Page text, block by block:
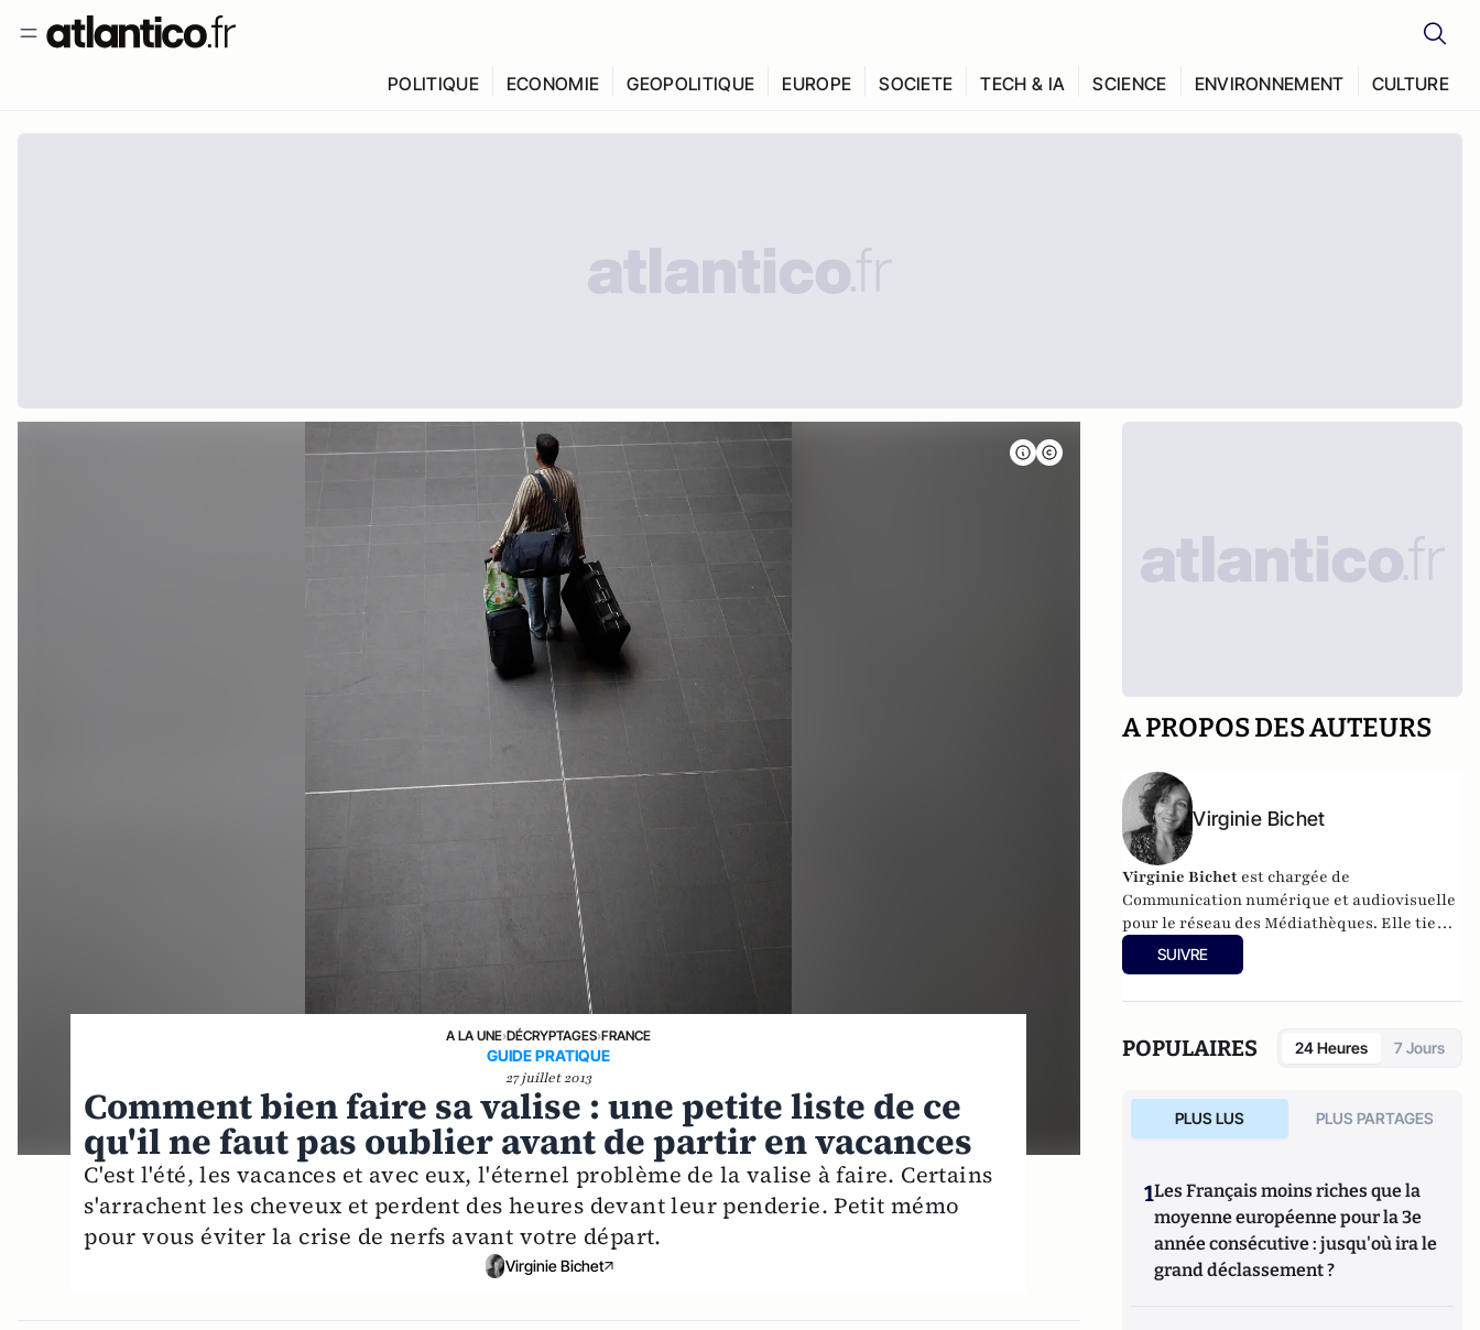
POLITIQUE ECONOMIE GEOPOLITIQUE EUROPE SOCIETE TECH & IA SCIENCE ENVIRONNEMENT CULTURE
A LA UNE›DÉCRYPTAGES›FRANCE
GUIDE PRATIQUE
27 juillet 2013
Comment bien faire sa valise : une petite liste de ce
qu'il ne faut pas oublier avant de partir en vacances
C'est l'été, les vacances et avec eux, l'éternel problème de la valise à faire. Certains
s'arrachent les cheveux et perdent des heures devant leur penderie. Petit mémo
pour vous éviter la crise de nerfs avant votre départ.
Virginie Bichet
A PROPOS DES AUTEURS
Virginie Bichet
Virginie Bichet est chargée de
Communication numérique et audiovisuelle
pour le réseau des Médiathèques. Elle tient
un
blog
SUIVRE
POPULAIRES 24 Heures 7 Jours
PLUS LUS PLUS PARTAGES
1Les Français moins riches que la
moyenne européenne pour la 3e
année consécutive : jusqu'où ira le
grand déclassement ?